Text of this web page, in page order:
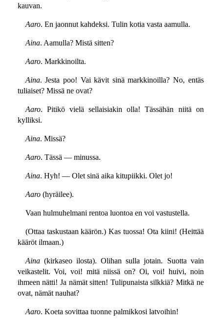
kauvan.
Aaro. En jaonnut kahdeksi. Tulin kotia vasta aamulla.
Aina. Aamulla? Mistä sitten?
Aaro. Markkinoilta.
Aina. Jesta poo! Vai kävit sinä markkinoilla? No, entäs
tuliaiset? Missä ne ovat?
Aaro. Pitikö vielä sellaisiakin olla! Tässähän niitä on
kylliksi.
Aina. Missä?
Aaro. Tässä — minussa.
Aina. Hyh! — Olet sinä aika kitupiikki. Olet jo!
Aaro(hyräilee).
Vaan hulmuhelmani rentoa luontoa en voi vastustella.
(Ottaa taskustaan käärön.) Kas tuossa! Ota kiini! (Heittää
kääröt ilmaan.)
Aina(kirkaseo ilosta). Olihan sulla jotain. Suotta vain
veikastelit. Voi, voi! mitä niissä on? Oi, voi! huivi, noin
ihmeen nätti! Ja nämät sitten! Tulipunaista silkkiä? Mitkä ne
ovat, nämät nauhat?
Aaro. Koeta sovittaa tuonne palmikkosi latvoihin!